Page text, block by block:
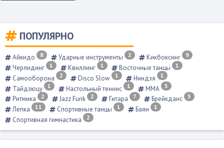
ПОПУЛЯРНО
Айкидо 8 Ударные инструменты 2 Кикбоксинг 9
Черлидинг 1 Квиллинг 1 Восточные танцы 1
Самооборона 2 Disco Slow 1 Ниндзя 1
Тайдзюцу 1 Настольный теннис 1 ММА 5
Ритмика 2 Jazz Funk 2 Гитара 7 Брейкданс 5
Лепка 11 Спортивные танцы 1 Баян 1
Спортивная гимнастика 2